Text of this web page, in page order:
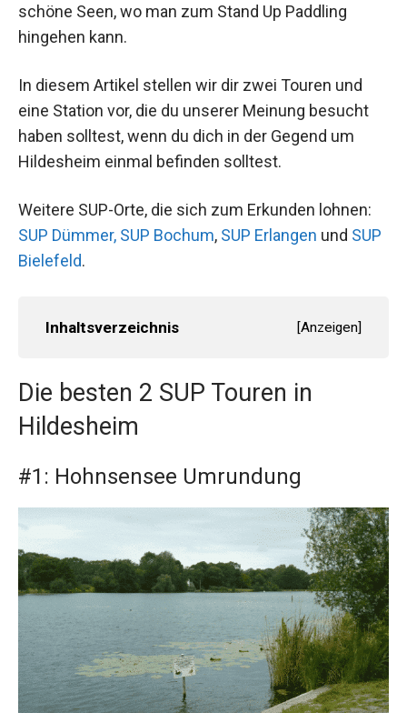
schöne Seen, wo man zum Stand Up Paddling
hingehen kann.
In diesem Artikel stellen wir dir zwei Touren und
eine Station vor, die du unserer Meinung besucht
haben solltest, wenn du dich in der Gegend um
Hildesheim einmal befinden solltest.
Weitere SUP-Orte, die sich zum Erkunden lohnen:
SUP Dümmer, SUP Bochum, SUP Erlangen und SUP
Bielefeld.
Inhaltsverzeichnis [Anzeigen]
Die besten 2 SUP Touren in
Hildesheim
#1: Hohnsensee Umrundung